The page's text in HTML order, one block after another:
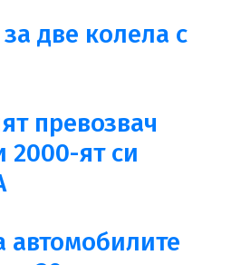
две колела с
превозвач
2000-ят си
автомобилите